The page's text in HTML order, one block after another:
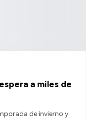
a miles de
de invierno y